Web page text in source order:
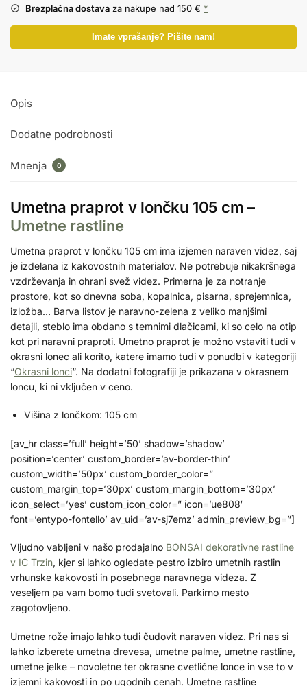
Brezplačna dostava za nakupe nad 150 € *
Imate vprašanje? Pišite nam!
Opis
Dodatne podrobnosti
Mnenja 0
Umetna praprot v lončku 105 cm –
Umetne rastline
Umetna praprot v lončku 105 cm ima izjemen naraven videz, saj
je izdelana iz kakovostnih materialov. Ne potrebuje nikakršnega
vzdrževanja in ohrani svež videz. Primerna je za notranje
prostore, kot so dnevna soba, kopalnica, pisarna, sprejemnica,
izložba… Barva listov je naravno-zelena z veliko manjšimi
detajli, steblo ima obdano s temnimi dlačicami, ki so celo na otip
kot pri naravni praproti. Umetno praprot je možno vstaviti tudi v
okrasni lonec ali korito, katere imamo tudi v ponudbi v kategoriji
“Okrasni lonci“. Na dodatni fotografiji je prikazana v okrasnem
loncu, ki ni vključen v ceno.
Višina z lončkom: 105 cm
[av_hr class=’full’ height=’50’ shadow=’shadow’
position=’center’ custom_border=’av-border-thin’
custom_width=’50px’ custom_border_color=”
custom_margin_top=’30px’ custom_margin_bottom=’30px’
icon_select=’yes’ custom_icon_color=” icon=’ue808′
font=’entypo-fontello’ av_uid=’av-sj7emz’ admin_preview_bg=”]
Vljudno vabljeni v našo prodajalno BONSAI dekorativne rastline
v IC Trzin, kjer si lahko ogledate pestro izbiro umetnih rastlin
vrhunske kakovosti in posebnega naravnega videza. Z
veseljem pa vam bomo tudi svetovali. Parkirno mesto
zagotovljeno.
Umetne rože imajo lahko tudi čudovit naraven videz. Pri nas si
lahko izberete umetna drevesa, umetne palme, umetne rastline,
umetne jelke – novoletne ter okrasne cvetlične lonce in vse to v
izjemni kakovosti in po ugodnih cenah. Umetne rastline